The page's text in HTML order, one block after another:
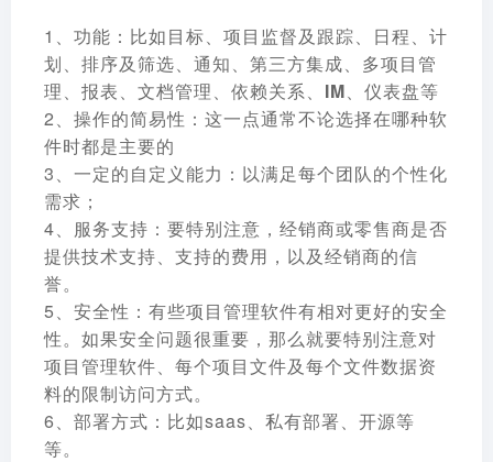
1、功能： 比如目标、项目监督及跟踪、日程、计
划、排序及筛选、通知、第三方集成、多项目管
理、报表、文档管理、依赖关系、IM、仪表盘等
2、 操作的简易性 ：这一点通常不论选择在哪种软
件时都是主要的
3、一定的自定义能力：以满足每个团队的个性化
需求；
4、 服务支持 ：要特别注意，经销商或零售商是否
提供技术支持、支持的费用，以及经销商的信
誉。
5、 安全性 ：有些项目管理软件有相对更好的安全
性。如果安全问题很重要，那么就要特别注意对
项目管理软件、每个项目文件及每个文件数据资
料的限制访问方式。
6、 部署方式 ：比如saas、私有部署、开源等
等。